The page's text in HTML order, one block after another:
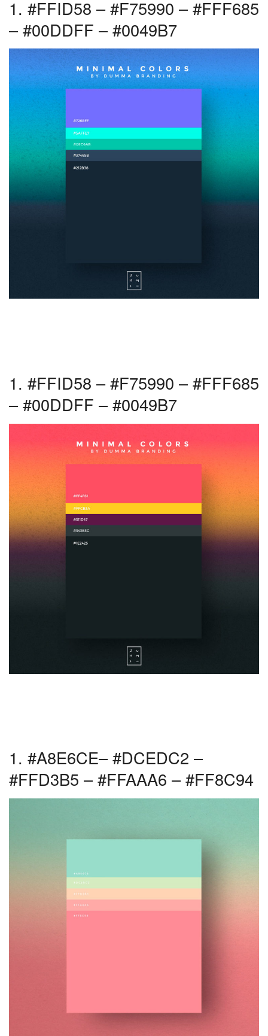
1. #FFID58 – #F75990 – #FFF685
– #00DDFF – #0049B7
1. #FFID58 – #F75990 – #FFF685
– #00DDFF – #0049B7
1. #A8E6CE– #DCEDC2 –
#FFD3B5 – #FFAAA6 – #FF8C94